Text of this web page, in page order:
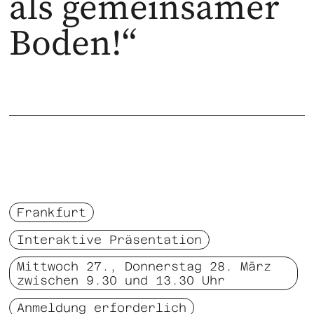
Boden!“
Frankfurt
Interaktive Präsentation
Mittwoch 27., Donnerstag 28. März
zwischen 9.30 und 13.30 Uhr
Anmeldung erforderlich